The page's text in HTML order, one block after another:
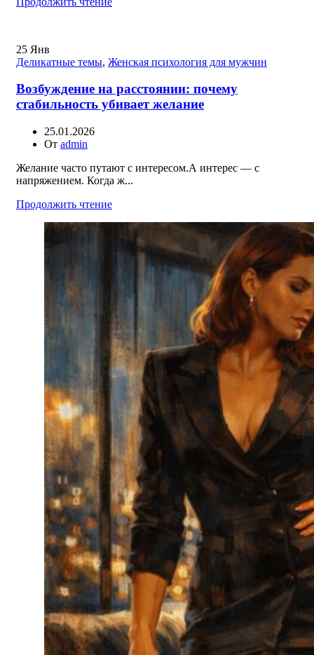
25 Янв
Деликатные темы, Женская психология для мужчин
Возбуждение на расстоянии: почему
стабильность убивает желание
25.01.2026
От admin
Желание часто путают с интересом.А интерес — с
напряжением. Когда ж...
Продолжить чтение